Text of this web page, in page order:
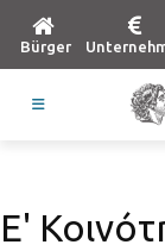
Bürger
Ε'